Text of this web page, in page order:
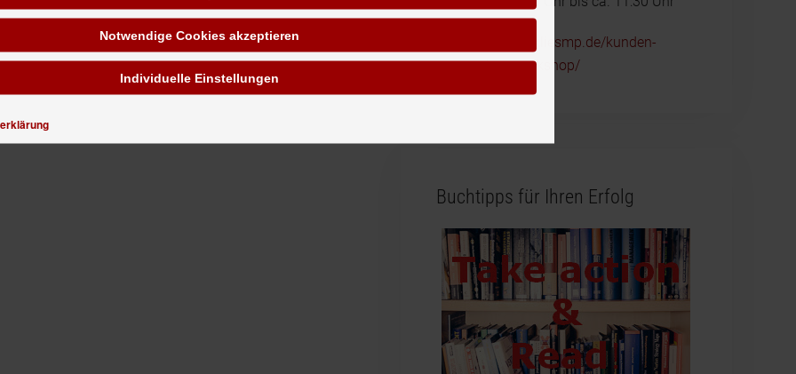
https://www.reckliesmp.de/kunden-
ansprechen-workshop/
Buchtipps für Ihren Erfolg
Notwendige Cookies akzeptieren
Individuelle Einstellungen